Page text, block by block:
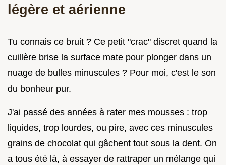
légère et aérienne
Tu connais ce bruit ? Ce petit "crac" discret quand la
cuillère brise la surface mate pour plonger dans un
nuage de bulles minuscules ? Pour moi, c'est le son
du bonheur pur.
J'ai passé des années à rater mes mousses : trop
liquides, trop lourdes, ou pire, avec ces minuscules
grains de chocolat qui gâchent tout sous la dent. On
a tous été là, à essayer de rattraper un mélange qui